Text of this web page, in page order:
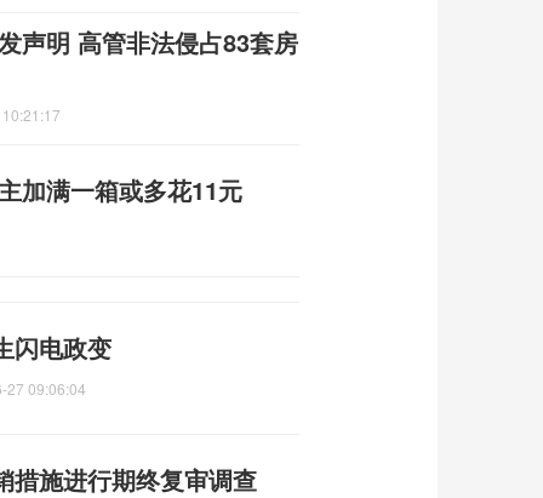
声明 高管非法侵占83套房
加满一箱或多花11元
闪电政变
27 09:06:04
措施进行期终复审调查